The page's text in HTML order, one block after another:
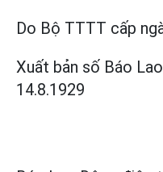
Do Bộ TTTT cấp
Xuất bản số Báo
14.8.1929